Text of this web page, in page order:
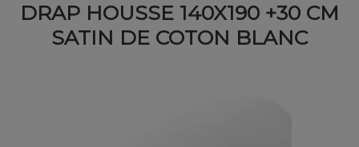
DRAP HOUSSE 140X190 +30 CM
SATIN DE COTON BLANC